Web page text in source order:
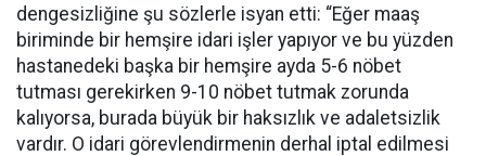
dengesizliğine şu sözlerle isyan etti: “Eğer maaş
biriminde bir hemşire idari işler yapıyor ve bu yüzden
hastanedeki başka bir hemşire ayda 5-6 nöbet
tutması gerekirken 9-10 nöbet tutmak zorunda
kalıyorsa, burada büyük bir haksızlık ve adaletsizlik
vardır. O idari görevlendirmenin derhal iptal edilmesi